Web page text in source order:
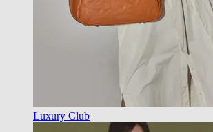
Luxury Club